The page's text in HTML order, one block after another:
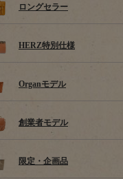
ロングセラー
HERZ特別仕様
Organモデル
創業者モデル
限定・企画品